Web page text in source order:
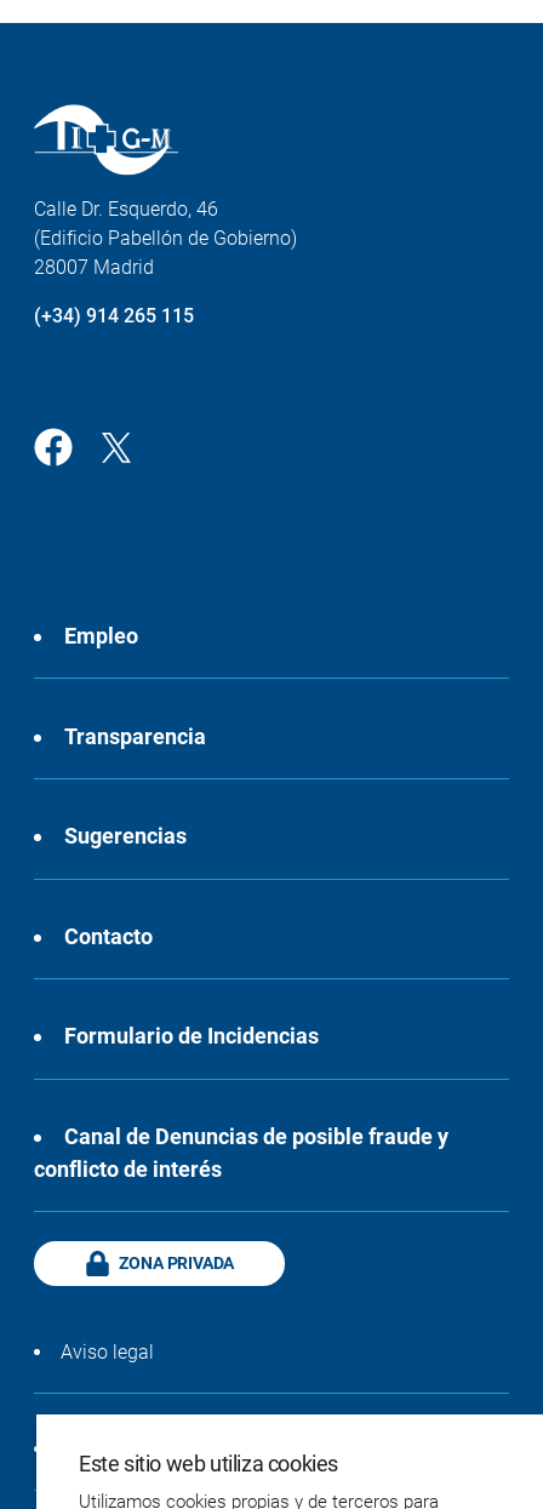
Calle Dr. Esquerdo, 46
(Edificio Pabellón de Gobierno)
28007 Madrid
(+34) 914 265 115
Empleo
Transparencia
Sugerencias
Contacto
Formulario de Incidencias
Canal de Denuncias de posible fraude y
conflicto de interés
ZONA PRIVADA
Aviso legal
Este sitio web utiliza cookies
Utilizamos cookies propias y de terceros para